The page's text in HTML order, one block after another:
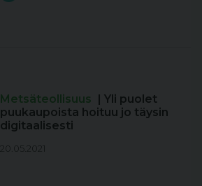
Metsäteollisuus | Yli puolet
puukaupoista hoituu jo täysin
digitaalisesti
20.05.2021